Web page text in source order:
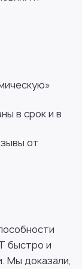
в срок и в
от
быстро и
Мы доказали,